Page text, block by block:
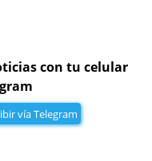
con tu celular
vía Telegram